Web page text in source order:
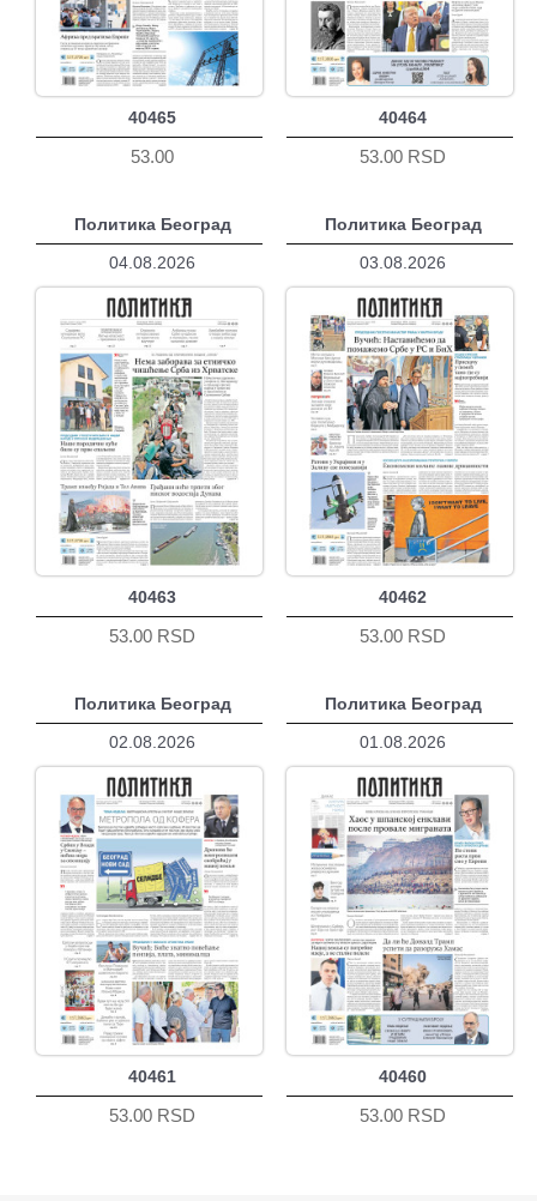
40465
53.00
40464
53.00 RSD
Политика Београд
04.08.2026
40463
53.00 RSD
Политика Београд
03.08.2026
40462
53.00 RSD
Политика Београд
02.08.2026
40461
53.00 RSD
Политика Београд
01.08.2026
40460
53.00 RSD